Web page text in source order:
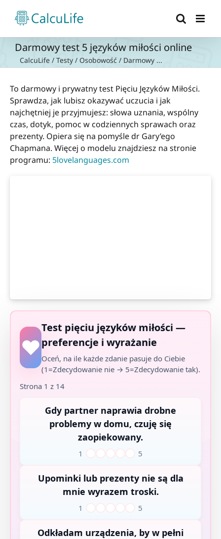
zawartości
Darmowy test 5 języków miłości online
CalcuLife / Testy / Osobowość / Darmowy ...
To darmowy i prywatny test Pięciu Języków Miłości.
Sprawdza, jak lubisz okazywać uczucia i jak
najchętniej je przyjmujesz: słowa uznania, wspólny
czas, dotyk, pomoc w codziennych sprawach oraz
prezenty. Opiera się na pomyśle dr Gary’ego
Chapmana. Więcej o modelu znajdziesz na stronie
programu: 5lovelanguages.com
Test pięciu języków miłości —
preferencje i wyrażanie
Oceń, na ile każde zdanie pasuje do Ciebie
(1=Zdecydowanie nie → 5=Zdecydowanie tak).
Strona 1 z 14
Gdy partner naprawia drobne
problemy w domu, czuję się
zaopiekowany.
1 5
Upominki lub prezenty nie są dla
mnie wyrazem troski.
1 5
Odkładam urządzenia, by w pełni